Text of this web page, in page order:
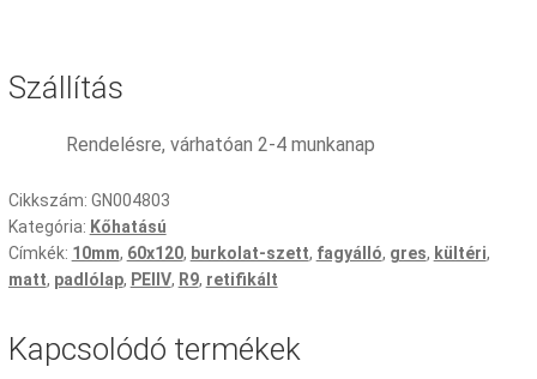
Szállítás
Rendelésre, várhatóan 2-4 munkanap
Cikkszám: GN004803
Kategória: Kőhatású
Címkék: 10mm, 60x120, burkolat-szett, fagyálló, gres, kültéri,
matt, padlólap, PEIIV, R9, retifikált
Kapcsolódó termékek